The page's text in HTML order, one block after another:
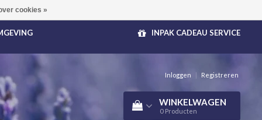
INPAK CADEAU SERVICE
Inloggen | Registreren
WINKELWAGEN
0 Producten
cookies »